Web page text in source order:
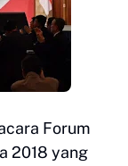
Forum
2018 yang